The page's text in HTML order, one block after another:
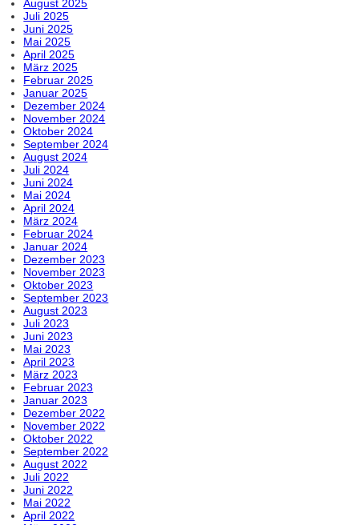
August 2025
Juli 2025
Juni 2025
Mai 2025
April 2025
März 2025
Februar 2025
Januar 2025
Dezember 2024
November 2024
Oktober 2024
September 2024
August 2024
Juli 2024
Juni 2024
Mai 2024
April 2024
März 2024
Februar 2024
Januar 2024
Dezember 2023
November 2023
Oktober 2023
September 2023
August 2023
Juli 2023
Juni 2023
Mai 2023
April 2023
März 2023
Februar 2023
Januar 2023
Dezember 2022
November 2022
Oktober 2022
September 2022
August 2022
Juli 2022
Juni 2022
Mai 2022
April 2022